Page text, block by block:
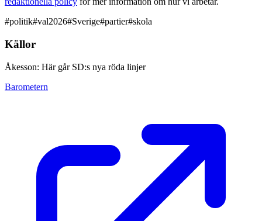
#politik#val2026#Sverige#partier#skola
Källor
Åkesson: Här går SD:s nya röda linjer
Barometern